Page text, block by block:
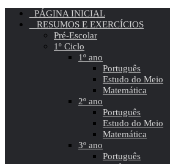
PÁGINA INICIAL
RESUMOS E EXERCÍCIOS
Pré-Escolar
1º Ciclo
1º ano
Português
Estudo do Meio
Matemática
2º ano
Português
Estudo do Meio
Matemática
3º ano
Português